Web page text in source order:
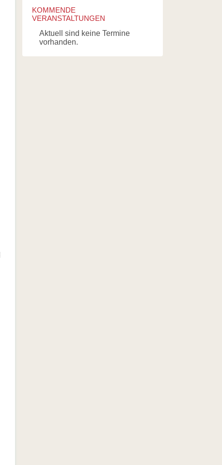
KOMMENDE
VERANSTALTUNGEN
Aktuell sind keine Termine
vorhanden.